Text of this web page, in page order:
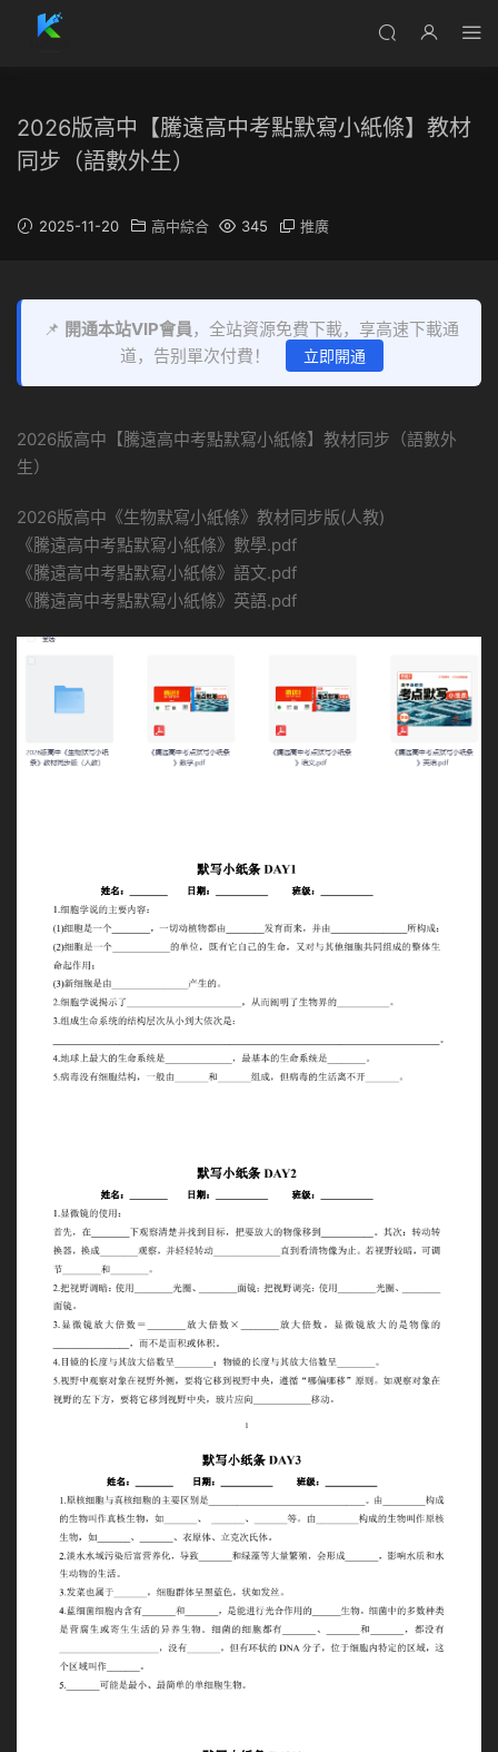
2026版高中【騰遠高中考點默寫小紙條】教材
同步（語數外生）
2025-11-20 高中綜合 345 推廣
📌 開通本站VIP會員，全站資源免費下載，享高速下載通
道，告别單次付費！
立即開通
2026版高中【騰遠高中考點默寫小紙條】教材同步（語數外
生）
2026版高中《生物默寫小紙條》教材同步版(人教)
《騰遠高中考點默寫小紙條》數學.pdf
《騰遠高中考點默寫小紙條》語文.pdf
《騰遠高中考點默寫小紙條》英語.pdf